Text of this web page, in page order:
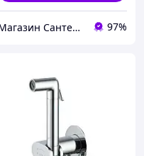
Магазин Сантехнік 97%